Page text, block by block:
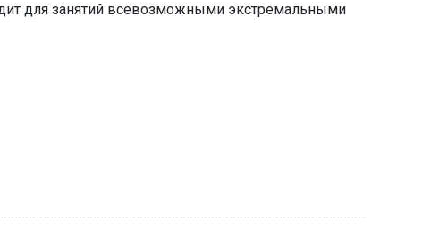
для занятий всевозможными экстремальными